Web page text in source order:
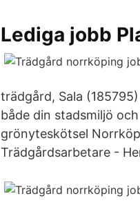
Lediga jobb
trädgård, Sala
både din stadsmiljö
grönyteskötsel
Trädgårdsarbetare -